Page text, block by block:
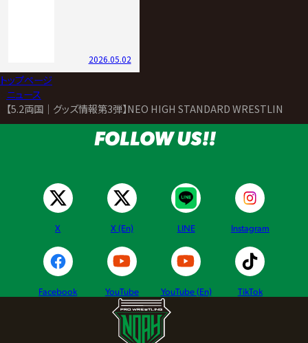
2026.05.02
トップページ
ニュース
【5.2両国｜グッズ情報第3弾】NEO HIGH STANDARD WRESTLINGロ
FOLLOW US!!
X X (En) LINE Instagram
Facebook YouTube YouTube (En) TikTok